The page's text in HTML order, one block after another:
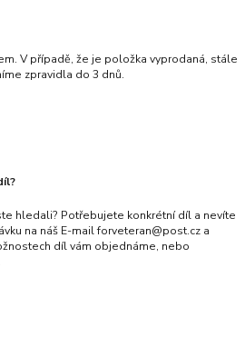
V případě, že je položka vyprodaná, stále
zpravidla do 3 dnů.
hledali? Potřebujete konkrétní díl a nevíte
na náš E-mail forveteran@post.cz a
díl vám objednáme, nebo